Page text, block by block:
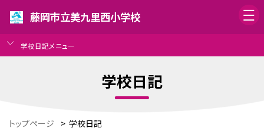
藤岡市立美九里西小学校
学校日記メニュー
学校日記
トップページ > 学校日記